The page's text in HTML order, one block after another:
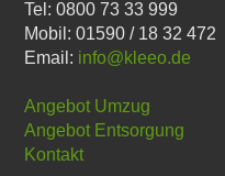
Tel: 0800 73 33 999
Mobil: 01590 / 18 32 472
Email: info@kleeo.de
Angebot Umzug
Angebot Entsorgung
Kontakt